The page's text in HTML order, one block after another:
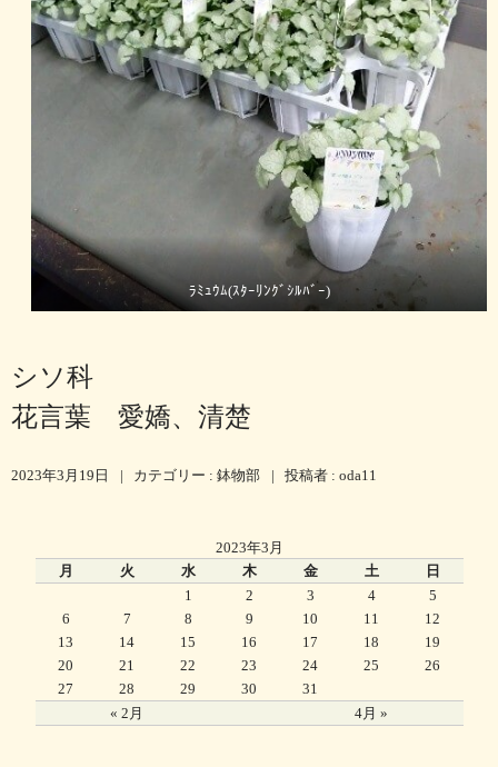
ﾗﾐｭｳﾑ(ｽﾀｰﾘﾝｸﾞｼﾙﾊﾞｰ)
シソ科
花言葉 愛嬌、清楚
2023年3月19日 | カテゴリー : 鉢物部 | 投稿者 : oda11
2023年3月
月
火 水 木 金 土 日
« 2月 4月 »
1 2 3 4
5
6
7 8 9 10 11
12
13
14 15 16 17 18
19
20
21 22 23 24 25
26
27
28 29 30 31